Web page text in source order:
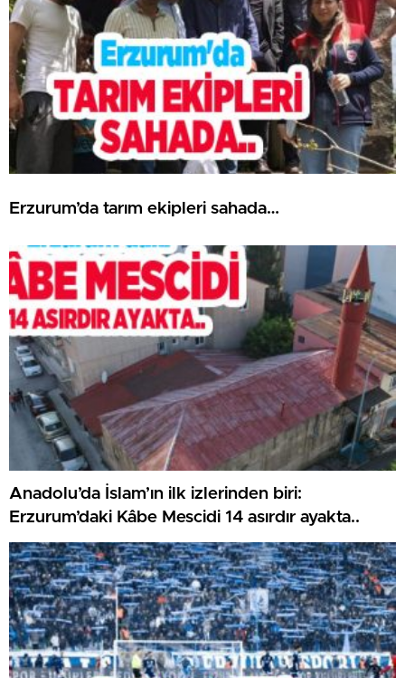
Erzurum’da tarım ekipleri sahada…
Anadolu’da İslam’ın ilk izlerinden biri:
Erzurum’daki Kâbe Mescidi 14 asırdır ayakta..